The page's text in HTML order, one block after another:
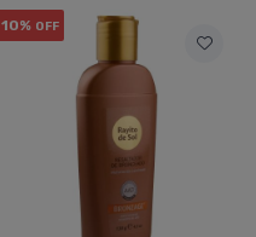
10% OFF